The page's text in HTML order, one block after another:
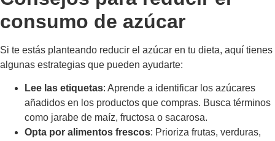
consumo de azúcar
Si te estás planteando reducir el azúcar en tu dieta, aquí tienes
algunas estrategias que pueden ayudarte:
Lee las etiquetas: Aprende a identificar los azúcares
añadidos en los productos que compras. Busca términos
como jarabe de maíz, fructosa o sacarosa.
Opta por alimentos frescos: Prioriza frutas, verduras,